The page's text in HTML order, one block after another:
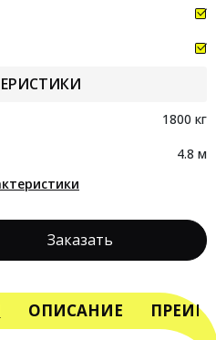
1800 кг
4.8 м
Заказать
ОПИСАНИЕ